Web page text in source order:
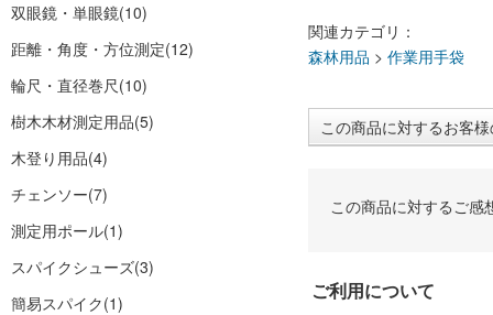
双眼鏡・単眼鏡(10)
距離・角度・方位測定(12)
輪尺・直径巻尺(10)
樹木木材測定用品(5)
木登り用品(4)
チェンソー(7)
測定用ポール(1)
スパイクシューズ(3)
簡易スパイク(1)
関連カテゴリ：
森林用品 > 作業用手袋
この商品に対するお客
この商品に対するご感
ご利用について